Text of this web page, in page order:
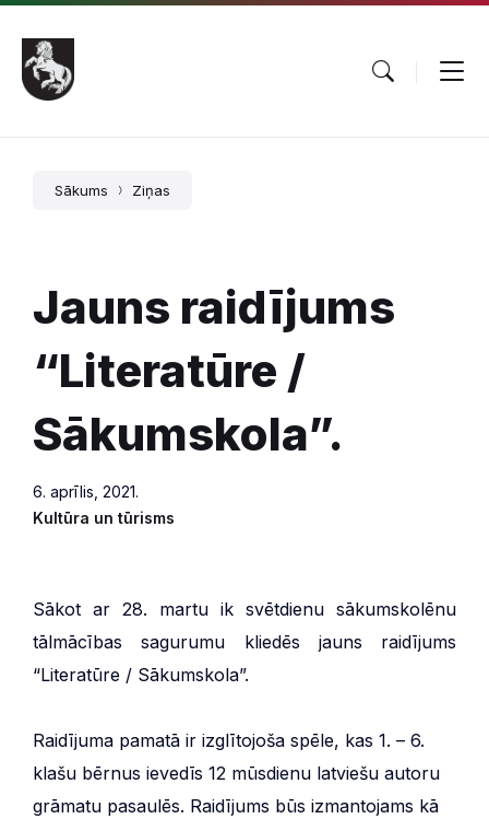
Pāriet
saturu
Skip
main
navigation
Skip
footer
Sākums Ziņas
Jauns raidījums
“Literatūre /
Sākumskola”.
6. aprīlis, 2021.
Kultūra un tūrisms
Sākot ar 28. martu ik svētdienu sākumskolēnu
tālmācības sagurumu kliedēs jauns raidījums
“Literatūre / Sākumskola”.
Raidījuma pamatā ir izglītojoša spēle, kas 1. – 6.
klašu bērnus ievedīs 12 mūsdienu latviešu autoru
grāmatu pasaulēs. Raidījums būs izmantojams kā